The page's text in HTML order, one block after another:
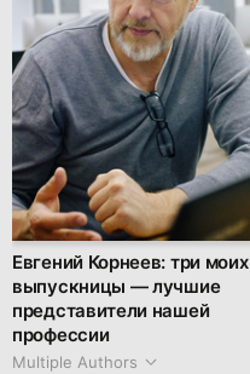
Евгений Корнеев: три моих
выпускницы — лучшие
представители нашей
профессии
Multiple Authors